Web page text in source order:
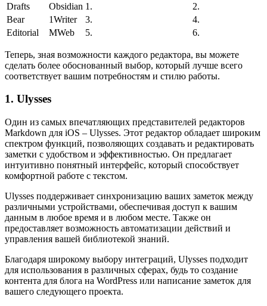
Drafts
Obsidian 1.
2.
Bear
1Writer 3.
4.
Editorial
MWeb 5. 6.
Теперь, зная возможности каждого редактора, вы можете
сделать более обоснованный выбор, который лучше всего
соответствует вашим потребностям и стилю работы.
1. Ulysses
Один из самых впечатляющих представителей редакторов
Markdown для iOS – Ulysses. Этот редактор обладает широким
спектром функций, позволяющих создавать и редактировать
заметки с удобством и эффективностью. Он предлагает
интуитивно понятный интерфейс, который способствует
комфортной работе с текстом.
Ulysses поддерживает синхронизацию ваших заметок между
различными устройствами, обеспечивая доступ к вашим
данным в любое время и в любом месте. Также он
предоставляет возможность автоматизации действий и
управления вашей библиотекой знаний.
Благодаря широкому выбору интеграций, Ulysses подходит
для использования в различных сферах, будь то создание
контента для блога на WordPress или написание заметок для
вашего следующего проекта.